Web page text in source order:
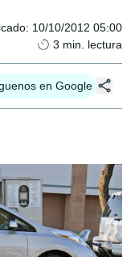
: 10/10/2012 05:00
3 min. lectura
en Google